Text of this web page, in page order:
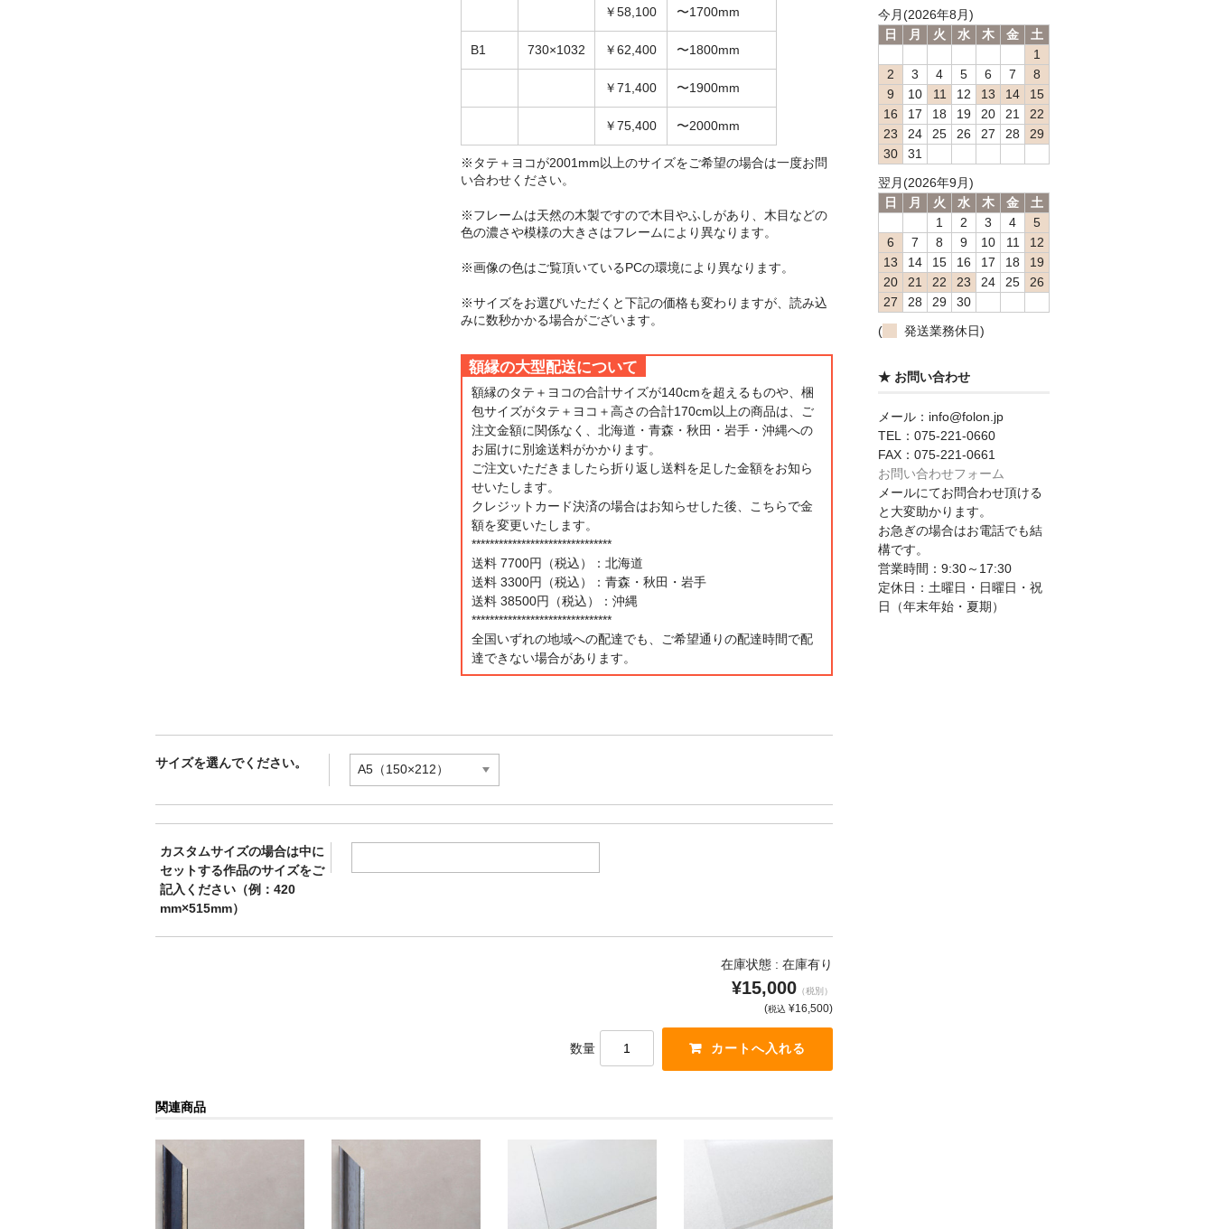
￥58,100 〜1700mm
B1 730×1032 ￥62,400 〜1800mm
￥71,400 〜1900mm
￥75,400 〜2000mm
※タテ＋ヨコが2001mm以上のサイズをご希望の場合は一度お問
い合わせください。
※フレームは天然の木製ですので木目やふしがあり、木目などの
色の濃さや模様の大きさはフレームにより異なります。
※画像の色はご覧頂いているPCの環境により異なります。
※サイズをお選びいただくと下記の価格も変わりますが、読み込
みに数秒かかる場合がございます。
額縁の大型配送について
額縁のタテ＋ヨコの合計サイズが140cmを超えるものや、梱
包サイズがタテ＋ヨコ＋高さの合計170cm以上の商品は、ご
注文金額に関係なく、北海道・青森・秋田・岩手・沖縄への
お届けに別途送料がかかります。
ご注文いただきましたら折り返し送料を足した金額をお知ら
せいたします。
クレジットカード決済の場合はお知らせした後、こちらで金
額を変更いたします。
*******************************
送料 7700円（税込）：北海道
送料 3300円（税込）：青森・秋田・岩手
送料 38500円（税込）：沖縄
*******************************
全国いずれの地域への配達でも、ご希望通りの配達時間で配
達できない場合があります。
サイズを選んでください。
カスタムサイズの場合は中に
セットする作品のサイズをご
記入ください（例：420
mm×515mm）
在庫状態 : 在庫有り
¥15,000 （税別）
(税込 ¥16,500)
数量
関連商品
今月(2026年8月)
日
月 火 水 木 金
土
1
2
3 4 5 6 7
8
9
10 11 12 13 14
15
16
17 18 19 20 21
22
23
24 25 26 27 28
29
30
31
翌月(2026年9月)
日
月 火 水 木 金
土
1
2 3 4
5
6
7 8 9 10 11
12
13
14 15 16 17 18
19
20
21 22 23 24 25
26
27
28 29
30
(
発送業務休日)
★ お問い合わせ
メール：info@folon.jp
TEL：075-221-0660
FAX：075-221-0661
お問い合わせフォーム
メールにてお問合わせ頂ける
と大変助かります。
お急ぎの場合はお電話でも結
構です。
営業時間：9:30～17:30
定休日：土曜日・日曜日・祝
日（年末年始・夏期）